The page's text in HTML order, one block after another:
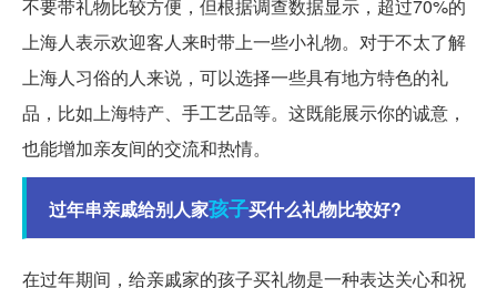
不要带礼物比较方便，但根据调查数据显示，超过70%的
上海人表示欢迎客人来时带上一些小礼物。对于不太了解
上海人习俗的人来说，可以选择一些具有地方特色的礼
品，比如上海特产、手工艺品等。这既能展示你的诚意，
也能增加亲友间的交流和热情。
过年串亲戚给别人家孩子买什么礼物比较好?
在过年期间，给亲戚家的孩子买礼物是一种表达关心和祝